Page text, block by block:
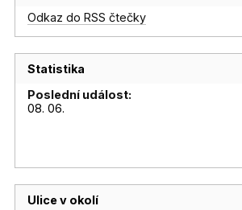
Odkaz do RSS čtečky
Statistika
Poslední událost:
08. 06.
Ulice v okolí